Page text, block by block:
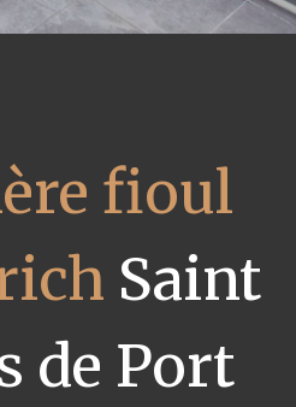
fioul
Saint
de Port